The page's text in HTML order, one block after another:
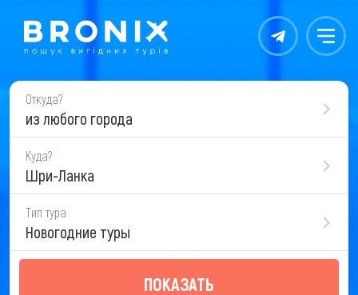
Контакты Меню
Откуда?
из любого города
Куда?
Шри-Ланка
Тип тура
Новогодние туры
ПОКАЗАТЬ